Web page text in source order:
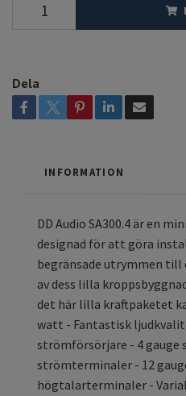
Dela
INFORMATION
DD Audio SA300.4 är en
designad för att göra
begränsade utrymmen till
av dess lilla
det här lilla kraftpaketet
watt - Fantastisk
strömförsörjare - 4 gauge
strömterminaler - 12
högtalarterminaler -